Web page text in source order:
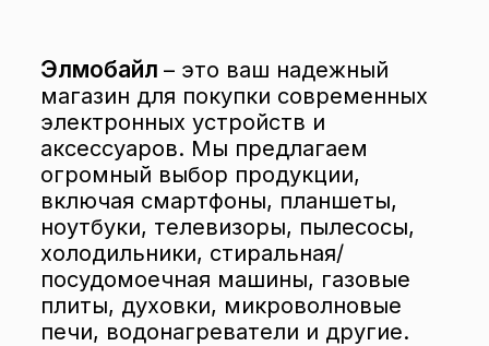
Элмобайл– это ваш надежный
магазин для покупки современных
электронных устройств и
аксессуаров. Мы предлагаем
огромный выбор продукции,
включая смартфоны, планшеты,
ноутбуки, телевизоры, пылесосы,
холодильники, стиральная/
посудомоечная машины, газовые
плиты, духовки, микроволновые
печи, водонагреватели и другие.